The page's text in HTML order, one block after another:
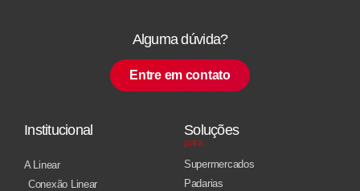
Alguma dúvida?
Entre em contato
Institucional
A Linear
Conexão Linear
Soluções
para
Supermercados
Padarias